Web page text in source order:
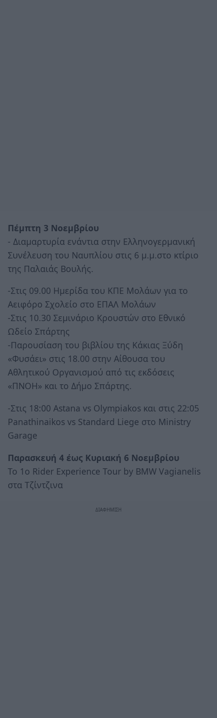
Πέμπτη 3 Νοεμβρίου
- Διαμαρτυρία ενάντια στην Ελληνογερμανική
Συνέλευση του Ναυπλίου στις 6 μ.μ.στο κτίριο
της Παλαιάς Βουλής.
-Στις 09.00 Ημερίδα του ΚΠΕ Μολάων για το
Αειφόρο Σχολείο στο ΕΠΑΛ Μολάων
-Στις 10.30 Σεμινάριο Κρουστών στο Εθνικό
Ωδείο Σπάρτης
-Παρουσίαση του βιβλίου της Κάκιας Ξύδη
«Φυσάει» στις 18.00 στην Αίθουσα του
Αθλητικού Οργανισμού από τις εκδόσεις
«ΠΝΟΗ» και το Δήμο Σπάρτης.
-Στις 18:00 Astana vs Olympiakos και στις 22:05
Panathinaikos vs Standard Liege στο Ministry
Garage
Παρασκευή 4 έως Κυριακή 6 Νοεμβρίου
Το 1ο Rider Experience Tour by BMW Vagianelis
στα Τζίντζινα